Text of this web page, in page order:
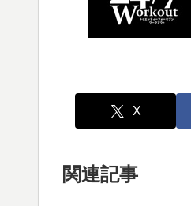
X
関連記事